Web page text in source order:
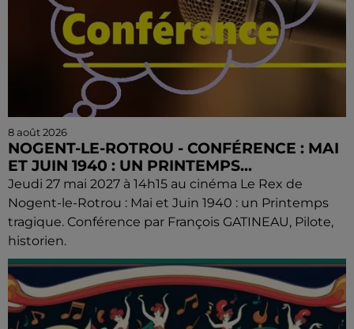
8 août 2026
NOGENT-LE-ROTROU - CONFÉRENCE : MAI
ET JUIN 1940 : UN PRINTEMPS...
Jeudi 27 mai 2027 à 14h15 au cinéma Le Rex de
Nogent-le-Rotrou : Mai et Juin 1940 : un Printemps
tragique. Conférence par François GATINEAU, Pilote,
historien.